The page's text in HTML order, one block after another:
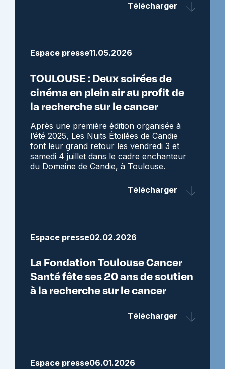
Télécharger
Espace presse11.05.2026
TOULOUSE : Deux soirées de
cinéma en plein air au profit de
la recherche sur le cancer
Après une première édition organisée à
l’été 2025, Les Nuits Étoilées de Candie
font leur grand retour les vendredi 3 et
samedi 4 juillet dans le cadre enchanteur
du Domaine de Candie, à Toulouse.
Télécharger
Espace presse02.02.2026
La Fondation Toulouse Cancer
Santé fête ses 20 ans de soutien
à la recherche sur le cancer
Télécharger
Espace presse06.01.2026